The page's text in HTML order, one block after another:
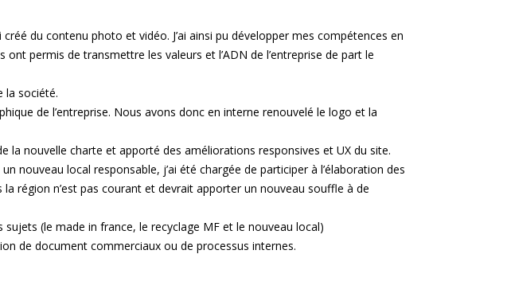
du contenu photo et vidéo. J’ai ainsi pu développer mes compétences en
permis de transmettre les valeurs et l’ADN de l’entreprise de part le
la société.
de l’entreprise. Nous avons donc en interne renouvelé le logo et la
la nouvelle charte et apporté des améliorations responsives et UX du site.
nouveau local responsable, j’ai été chargée de participer à l’élaboration des
région n’est pas courant et devrait apporter un nouveau souffle à de
(le made in france, le recyclage MF et le nouveau local)
de document commerciaux ou de processus internes.